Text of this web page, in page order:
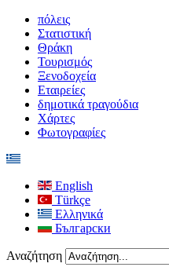
πόλεις
Στατιστική
Θράκη
Τουρισμός
Ξενοδοχεία
Εταιρείες
δημοτικά τραγούδια
Χάρτες
Φωτογραφίες
English
Türkçe
Ελληνικά
Български
Αναζήτηση